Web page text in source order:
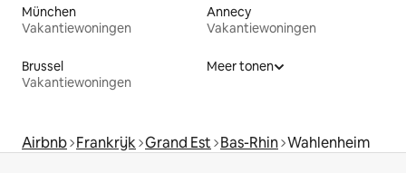
München
Vakantiewoningen
Annecy
Vakantiewoningen
Brussel
Vakantiewoningen
Meer tonen
Airbnb Frankrijk Grand Est Bas-Rhin Wahlenheim